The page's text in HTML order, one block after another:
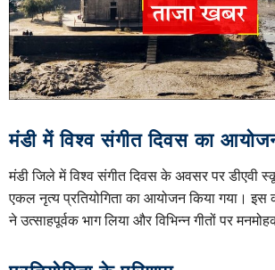
मंडी में विश्व संगीत दिवस का
मंडी जिले में विश्व संगीत दिवस के अवसर पर डीएवी
एकल नृत्य प्रतियोगिता का आयोजन किया गया। इस
ने उत्साहपूर्वक भाग लिया और विभिन्न गीतों पर